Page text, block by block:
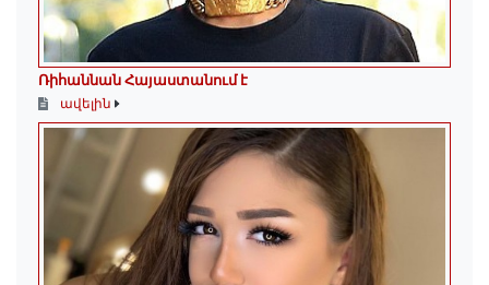
Ռիհաննան Հայաստանում է
ավելին